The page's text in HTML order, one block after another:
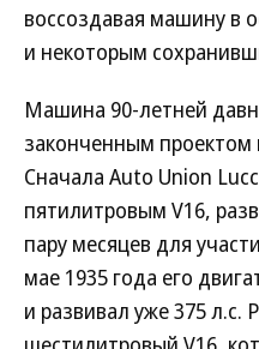
воссоздавая машину в
и некоторым
Машина 90-летней
законченным проектом
Сначала Auto Union
пятилитровым V16,
пару месяцев для
мае 1935 года его
и развивал уже 375 л.с.